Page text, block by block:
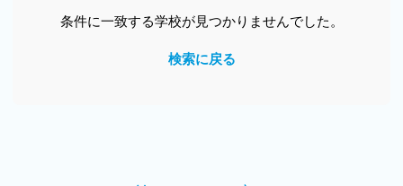
条件に一致する学校が見つかりませんでした。
検索に戻る